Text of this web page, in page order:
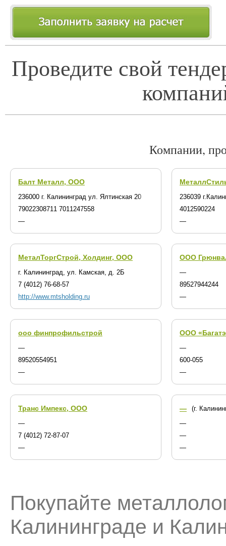
Проведите свой
Компании,
Балт Металл, ООО
236000 г. Калининград ул. Ялтинская 20
79022308711 7011247558
—
236039
4012590224
—
МеталТоргСтрой, Холдинг, ООО
г. Калининград, ул. Камская, д. 2Б
7 (4012) 76-68-57
http://www.mtsholding.ru
ООО
—
89527944244
—
ооо финпрофильстрой
—
89520554951
—
ООО
—
600-055
—
Транс Импекс, ООО
—
7 (4012) 72-87-07
—
—
(г.
—
—
—
Покупайте
Калининграде и